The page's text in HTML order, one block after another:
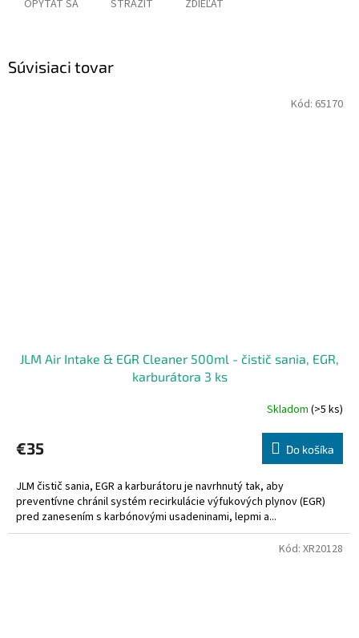
OPÝTAŤ SA STRÁŽIŤ ZDIEĽAŤ
Súvisiaci tovar
JLM Air Intake & EGR Cleaner 500ml - čistič sania, EGR,
karburátora 3 ks
Skladom (>5 ks)
€35 Do košíka
JLM čistič sania, EGR a karburátoru je navrhnutý tak, aby
preventívne chránil systém recirkulácie výfukových plynov (EGR)
pred zanesením s karbónovými usadeninami, lepmi a...
Kód: 65170
Kód: XR20128